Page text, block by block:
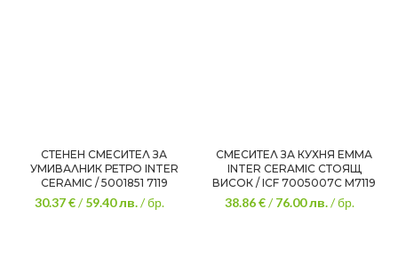
СТЕНЕН СМЕСИТЕЛ ЗА
УМИВАЛНИК РЕТРО INTER
CERAMIC / 5001851 7119
30.37 €/59.40лв./ бр.
СМЕСИТЕЛ ЗА КУХНЯ ЕММА
INTER CERAMIC СТОЯЩ
ВИСОК / ICF 7005007C M7119
38.86 €/76.00лв./ бр.